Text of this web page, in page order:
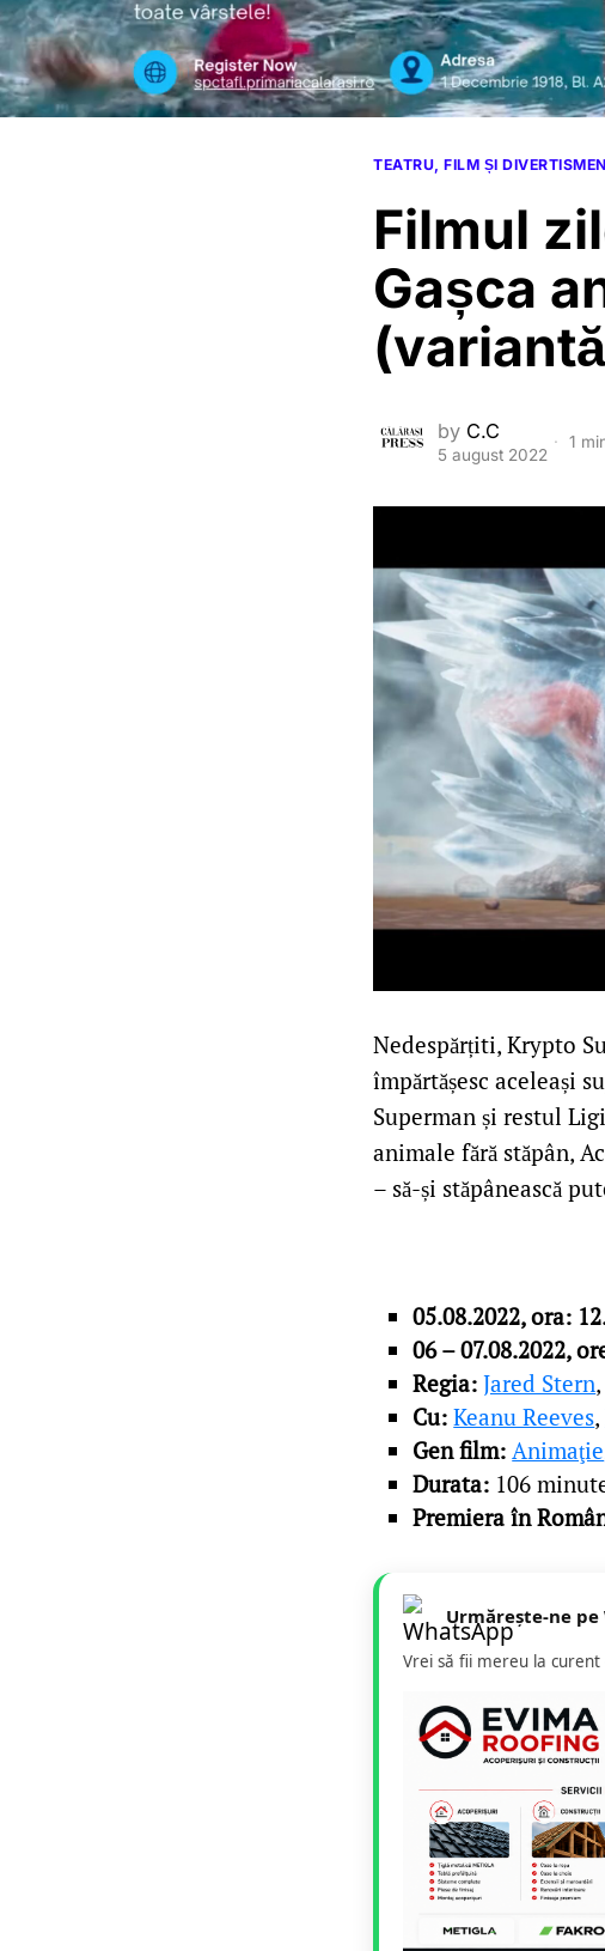
TEATRU, FILM ȘI
Filmul
Gașca
by C.C
5 august 2022
1
Nedespărțiti, Krypto
împărtășesc aceleași
Superman și restul
animale fără stăpân,
– să-și stăpânească
05.08.2022, ora:
06 – 07.08.2022,
Regia: Jared Stern,
Cu: Keanu Reeves,
Gen film: Animaţie
Durata: 106
Premiera în
Urmărește-ne pe
Vrei să fii mereu la